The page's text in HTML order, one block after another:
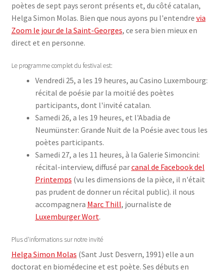
poètes de sept pays seront présents et, du côté catalan,
Helga Simon Molas. Bien que nous ayons pu l'entendre via
Zoom le jour de la Saint-Georges, ce sera bien mieux en
direct et en personne.
Le programme complet du festival est:
Vendredi 25, a les 19 heures, au Casino Luxembourg:
récital de poésie par la moitié des poètes
participants, dont l'invité catalan.
Samedi 26, a les 19 heures, et l'Abadia de
Neumünster: Grande Nuit de la Poésie avec tous les
poètes participants.
Samedi 27, a les 11 heures, à la Galerie Simoncini:
récital-interview, diffusé parcanal de Facebook del
Printemps (vu les dimensions de la pièce, il n'était
pas prudent de donner un récital public). il nous
accompagnera Marc Thill, journaliste de
Luxemburger Wort.
Plus d'informations sur notre invité
Helga Simon Molas (Sant Just Desvern, 1991) elle a un
doctorat en biomédecine et est poète. Ses débuts en